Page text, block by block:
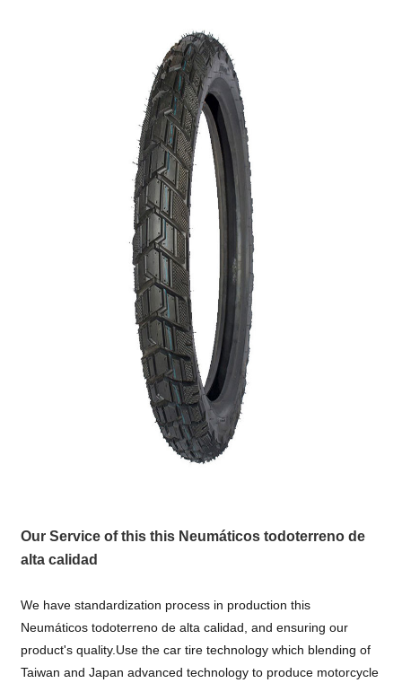
Our Service of this this Neumáticos todoterreno de
alta calidad
We have standardization process in production this
Neumáticos todoterreno de alta calidad, and ensuring our
product's quality.Use the car tire technology which blending of
Taiwan and Japan advanced technology to produce motorcycle